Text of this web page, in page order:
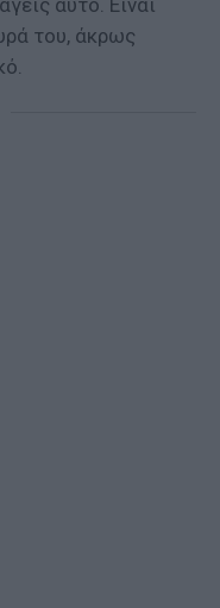
αυτό. Είναι
του, άκρως